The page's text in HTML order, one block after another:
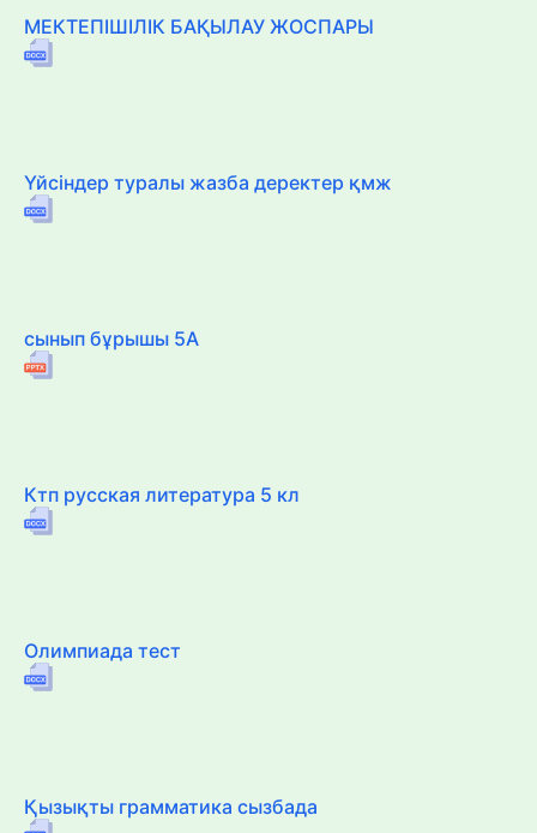
МЕКТЕПІШІЛІК БАҚЫЛАУ ЖОСПАРЫ
Үйсіндер туралы жазба деректер қмж
сынып бұрышы 5А
Ктп русская литература 5 кл
Олимпиада тест
Қызықты грамматика сызбада